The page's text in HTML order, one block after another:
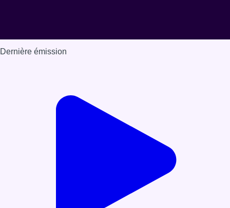
Dernière émission